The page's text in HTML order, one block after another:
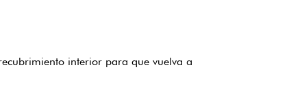
interior para que vuelva a